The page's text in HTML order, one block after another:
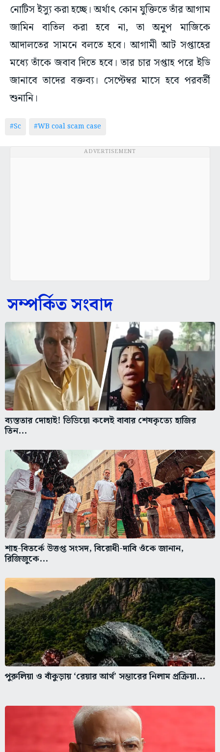
নোটিস ইস্যু করা হচ্ছে। অর্থাৎ কোন যুক্তিতে তাঁর আগাম
জামিন বাতিল করা হবে না, তা অনুপ মাজিকে
আদালতের সামনে বলতে হবে। আগামী আট সপ্তাহের
মধ্যে তাঁকে জবাব দিতে হবে। তার চার সপ্তাহ পরে ইডি
জানাবে তাদের বক্তব্য। সেপ্টেম্বর মাসে হবে পরবর্তী
শুনানি।
#Sc #WB coal scam case
ADVERTISEMENT
সম্পর্কিত সংবাদ
ব্যস্ততার দোহাই! ভিডিয়ো কলেই বাবার শেষকৃত্যে হাজির
তিন...
শাহ-বিতর্কে উত্তপ্ত সংসদ, বিরোধী-দাবি ওঁকে জানান,
রিজিজুকে...
পুরুলিয়া ও বাঁকুড়ায় ‘রেয়ার আর্থ’ সম্ভারের নিলাম প্রক্রিয়া...